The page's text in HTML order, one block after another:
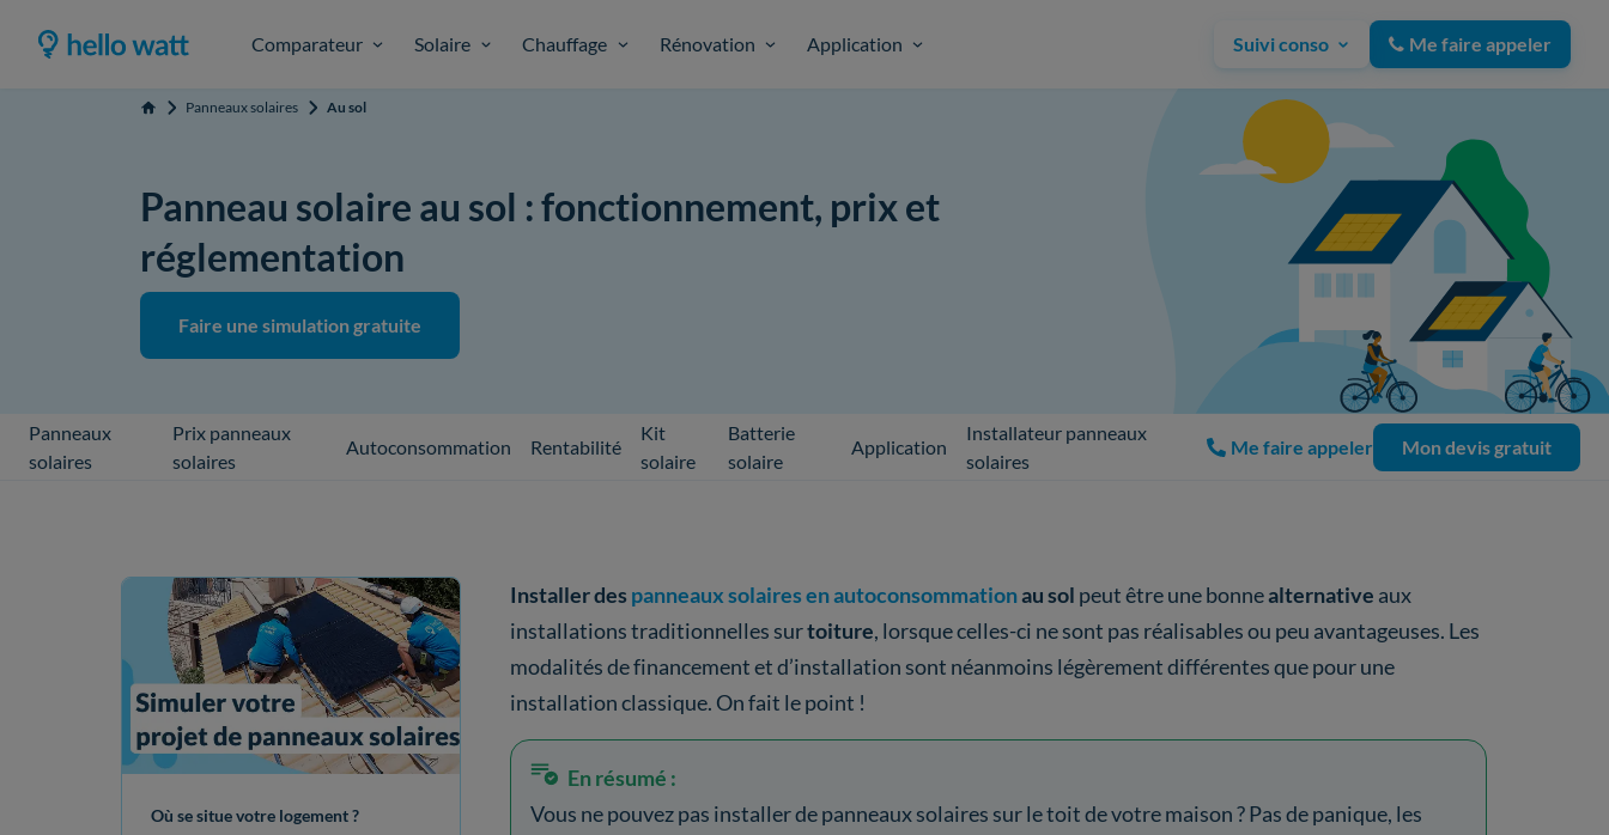
Comparateur Solaire Chauffage Rénovation Application Suivi conso Me faire appeler
Accueil Panneaux solaires Au sol
Panneau solaire au sol : fonctionnement, prix et
réglementation
Faire une simulation gratuite
Panneaux
solaires
Prix panneaux
solaires
Autoconsommation Rentabilité
Kit
solaire
Batterie
solaire
Application
Installateur panneaux
solaires
Me faire appeler Mon devis gratuit
Où se situe votre logement ?
Installer des panneaux solaires en autoconsommationau sol peut être une bonnealternative aux
installations traditionnelles surtoiture, lorsque celles-ci ne sont pas réalisables ou peu avantageuses. Les
modalités de financement et d’installation sont néanmoins légèrement différentes que pour une
installation classique. On fait le point !
En résumé :
Vous ne pouvez pas installer de panneaux solaires sur le toit de votre maison ? Pas de panique, les